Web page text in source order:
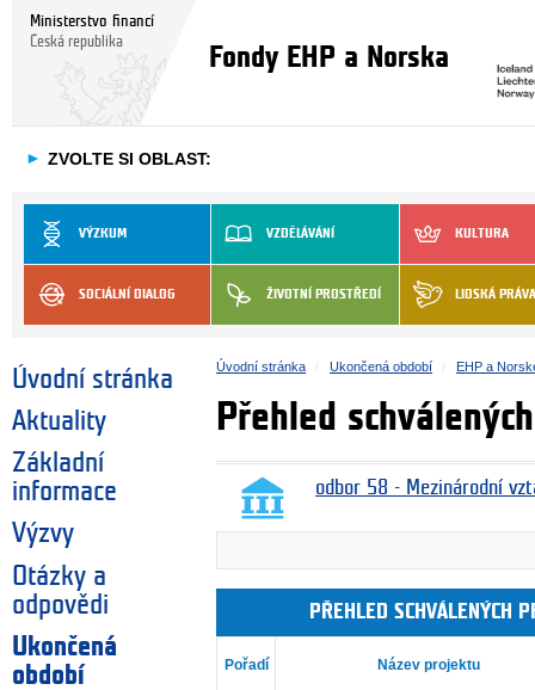
Ministerstvo financí
Česká republika
Fondy EHP a Norska
► ZVOLTE SI OBLAST:
VÝZKUM VZDĚLÁVÁNÍ KULTURA
SOCIÁLNÍ DIALOG ŽIVOTNÍ PROSTŘEDÍ LIDSKÁ PRÁVA
Úvodní stránka
Aktuality
Základní
informace
Výzvy
Otázky a
odpovědi
Ukončená
období
Úvodní stránka Ukončená období EHP a
Přehled
odbor 58 - Mezinárodní
Pořadí Název projektu
PŘEHLED SCHVÁLENÝCH